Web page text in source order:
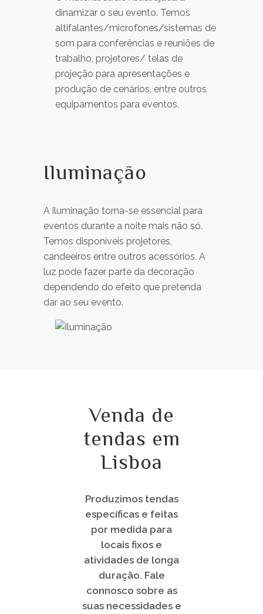
dinamizar o seu evento. Temos
altifalantes/microfones/sistemas de
som para conferências e reuniões de
trabalho, projetores/ telas de
projeção para apresentações e
produção de cenários, entre outros
equipamentos para eventos.
Iluminação
A iluminação torna-se essencial para
eventos durante a noite mais não só.
Temos disponíveis projetores,
candeeiros entre outros acessórios. A
luz pode fazer parte da decoração
dependendo do efeito que pretenda
dar ao seu evento.
Venda de
tendas em
Lisboa
Produzimos tendas
específicas e feitas
por medida para
locais fixos e
atividades de longa
duração. Fale
connosco sobre as
suas necessidades e